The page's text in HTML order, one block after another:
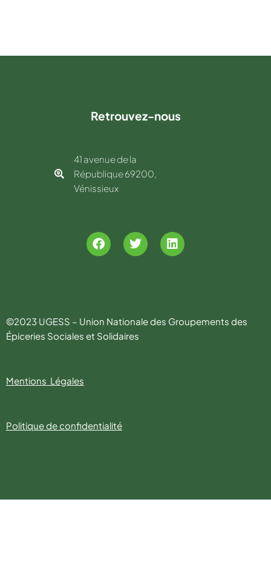
Retrouvez-nous
41 avenue de la
République 69200,
Vénissieux
©2023 UGESS – Union Nationale des Groupements des
Épiceries Sociales et Solidaires
Mentions Légales
Politique de confidentialité